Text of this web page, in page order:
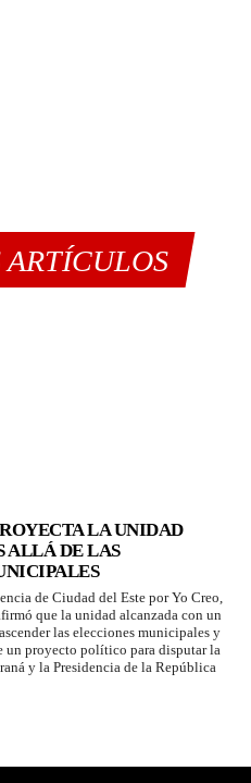
ARTÍCULOS
LA UNIDAD
ALLÁ DE LAS
de Ciudad del Este por Yo Creo,
que la unidad alcanzada con un
las elecciones municipales y
un proyecto político para disputar la
y la Presidencia de la República